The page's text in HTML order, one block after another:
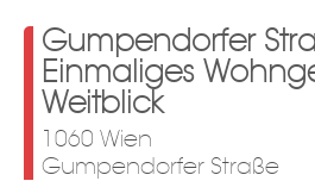
Gumpendorfer
Einmaliges
Weitblick
1060 Wien
Gumpendorfer Straße